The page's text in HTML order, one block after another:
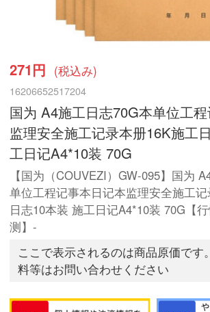
271円 (税込み)
16206652517204
国为 A4施工日志70G本单位工
监理安全施工记录本册16K施工
工日记A4*10装 70G
【国为（COUVEZI）GW-095】国为
单位工程记事本日记本监理安全施工
日志10本装 施工日记A4*10装 70G【
测】-
ここで表示されるのは商品原価です
料等はお問い合わせください